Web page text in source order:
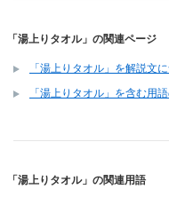
「湯上りタオル」の関連ページ
「湯上りタオル」を解説文
「湯上りタオル」を含む用語
「湯上りタオル」の関連用語